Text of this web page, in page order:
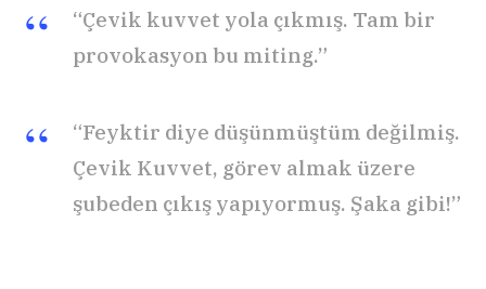
“Çevik kuvvet yola çıkmış. Tam bir
provokasyon bu miting.”
“Feyktir diye düşünmüştüm değilmiş.
Çevik Kuvvet, görev almak üzere
şubeden çıkış yapıyormuş. Şaka gibi!”